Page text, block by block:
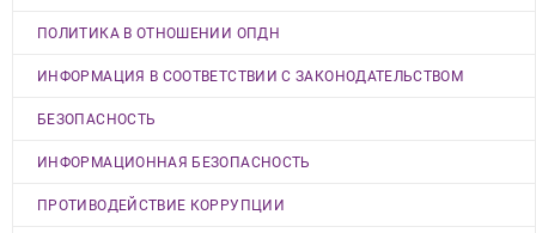
ПОЛИТИКА В ОТНОШЕНИИ ОПДН
ИНФОРМАЦИЯ В СООТВЕТСТВИИ С ЗАКОНОДАТЕЛЬСТВОМ
БЕЗОПАСНОСТЬ
ИНФОРМАЦИОННАЯ БЕЗОПАСНОСТЬ
ПРОТИВОДЕЙСТВИЕ КОРРУПЦИИ